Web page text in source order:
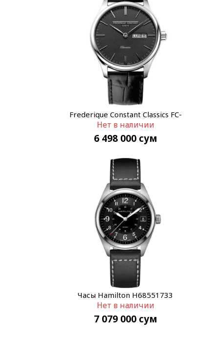
Frederique Constant Classics FC-
225GT5B6
Нет в наличии
6 498 000 сум
Часы Hamilton H68551733
Нет в наличии
7 079 000 сум